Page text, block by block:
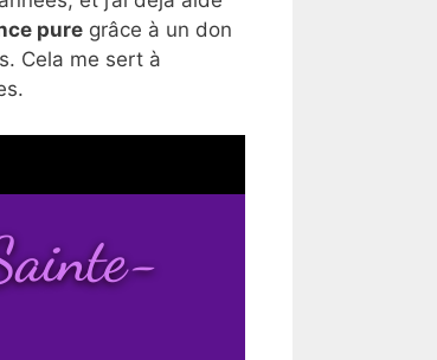
pure grâce à un don
Cela me sert à